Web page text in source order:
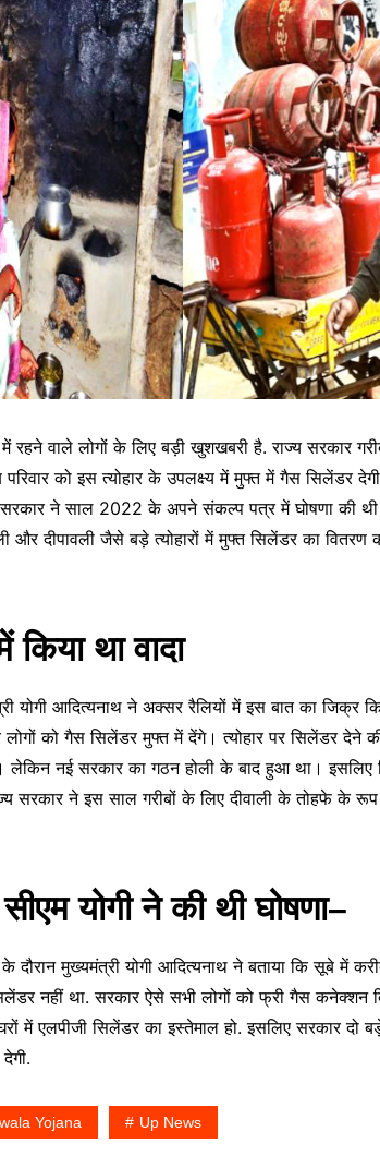
रहने वाले लोगों के लिए बड़ी खुशखबरी है. राज्य सरकार
को इस त्योहार के उपलक्ष्य में मुफ्त में गैस सिलेंडर
सरकार ने साल 2022 के अपने संकल्प पत्र में घोषणा की
और दीपावली जैसे बड़े त्योहारों में मुफ्त सिलेंडर का
किया था वादा
योगी आदित्यनाथ ने अक्सर रैलियों में इस बात का जिक्र
को गैस सिलेंडर मुफ्त में देंगे। त्योहार पर सिलेंडर देने
लेकिन नई सरकार का गठन होली के बाद हुआ था। इसलिए
सरकार ने इस साल गरीबों के लिए दीवाली के तोहफे के
योगी ने की थी घोषणा–
दौरान मुख्यमंत्री योगी आदित्यनाथ ने बताया कि सूबे में
नहीं था. सरकार ऐसे सभी लोगों को फ्री गैस कनेक्शन
में एलपीजी सिलेंडर का इस्तेमाल हो. इसलिए सरकार दो बड़े
Yojana Up News